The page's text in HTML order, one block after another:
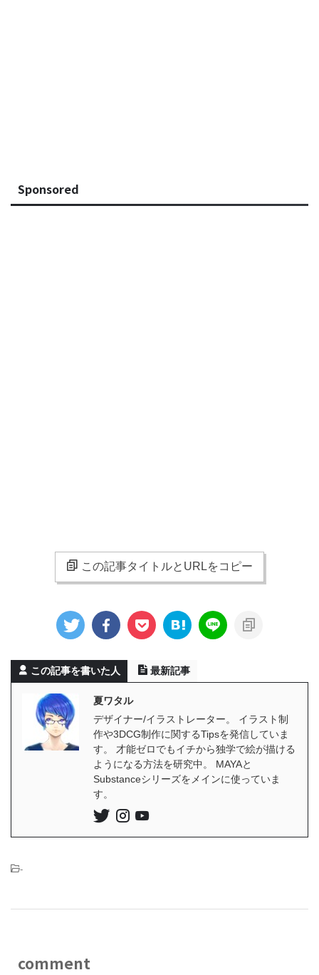
Sponsored
この記事タイトルとURLをコピー
この記事を書いた人 最新記事
夏ワタル
デザイナー/イラストレーター。 イラスト制
作や3DCG制作に関するTipsを発信していま
す。 才能ゼロでもイチから独学で絵が描ける
ようになる方法を研究中。 MAYAと
Substanceシリーズをメインに使っていま
す。
-
comment